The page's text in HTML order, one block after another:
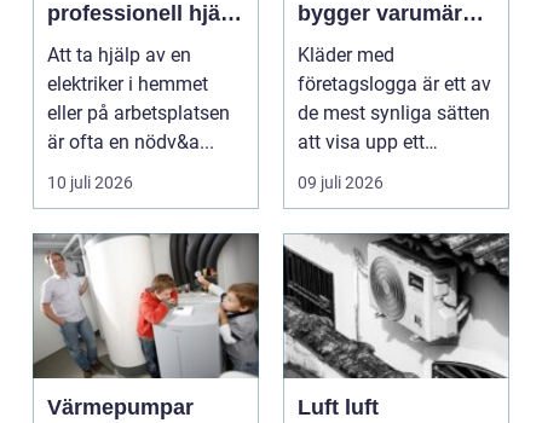
professionell hjälp
när du behöver det
Att ta hjälp av en
elektriker i hemmet
eller på arbetsplatsen
är ofta en nödv&a...
10 juli 2026
bygger varumärke
i vardagen
Kläder med
företagslogga är ett av
de mest synliga sätten
att visa upp ett
varum...
09 juli 2026
Värmepumpar
Luft luft